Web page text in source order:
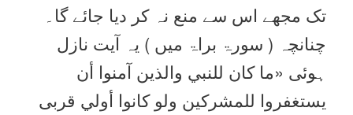
تک مجھے اس سے منع نہ کر دیا جائے گا۔
چنانچہ ( سورۃ براۃ میں ) یہ آیت نازل
ہوئی «ما كان للنبي والذين آمنوا أن
يستغفروا للمشركين ولو كانوا أولي قربى